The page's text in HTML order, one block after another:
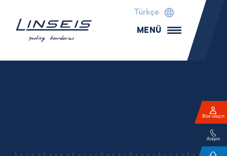
Türkçe
MENÜ
Bize ulaşın
Arayın